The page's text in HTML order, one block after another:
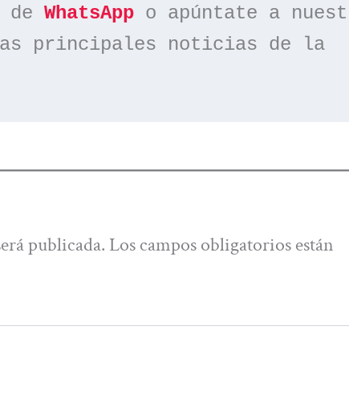
de WhatsApp
principales noticias de la
publicada. Los campos obligatorios están